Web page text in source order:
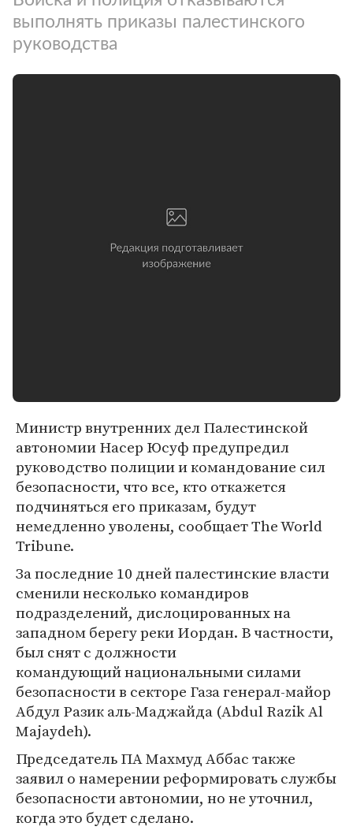
выполнять приказы палестинского
руководства
Министр внутренних дел Палестинской
автономии Насер Юсуф предупредил
руководство полиции и командование сил
безопасности, что все, кто откажется
подчиняться его приказам, будут
немедленно уволены, сообщает The World
Tribune.
За последние 10 дней палестинские власти
сменили несколько командиров
подразделений, дислоцированных на
западном берегу реки Иордан. В частности,
был снят с должности
командующий национальными силами
безопасности в секторе Газа генерал-майор
Абдул Разик аль-Маджайда (Abdul Razik Al
Majaydeh).
Председатель ПА Махмуд Аббас также
заявил о намерении реформировать службы
безопасности автономии, но не уточнил,
когда это будет сделано.